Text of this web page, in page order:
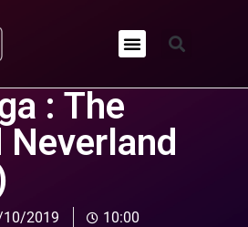
: The
2019 10:00